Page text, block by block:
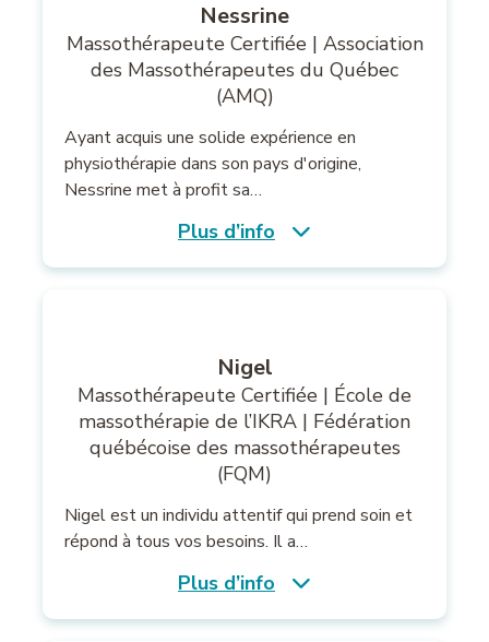
Nessrine
Massothérapeute Certifiée | Association
des Massothérapeutes du Québec
(AMQ)
Ayant acquis une solide expérience en
physiothérapie dans son pays d'origine,
Nessrine met à profit sa…
Plus d’info
Nigel
Massothérapeute Certifiée | École de
massothérapie de l’IKRA | Fédération
québécoise des massothérapeutes
(FQM)
Nigel est un individu attentif qui prend soin et
répond à tous vos besoins. Il a…
Plus d’info